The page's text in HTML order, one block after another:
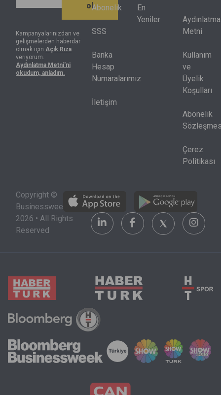
evlerini
ve
fonlayan
yerel
kredi
kuruluşları
ciddi bir
risk
getirisinin
Endeksteki
hisselerin
yarısı
yılbaşındaki
seviyesinin
Artık net kâr
tek başına
nakit akışı,
sermaye
harcamaları
ve kredi
okunmak
ol
Kampanyalarınızdan ve
gelişmelerden haberdar
olmak için Açık Rıza
veriyorum.
Aydınlatma Metni'ni
okudum, anladım.
Abonelik
SSS
Banka
Hesap
Numaralarımız
İletişim
En
Yeniler
Aydınlatma
Metni
Kullanım
ve
Üyelik
Koşulları
Abonelik
Çerez
Politikası
Copyright ©
Businessweek
2026 • All Rights
Reserved